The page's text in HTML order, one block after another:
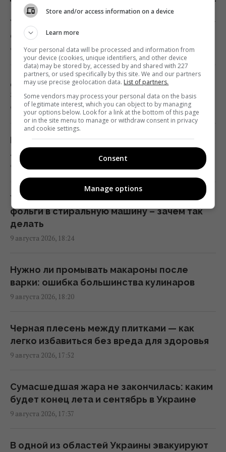
Мужчина проверил аккумулятор
электрокара Tesla спустя 125 тысяч км:
результат удивил
18:34 воскресенье, 09 августа 2026
Итальянцы протестируют в Украине
инновационную систему ПВО "Купол
Микеланджело"
18:28 воскресенье, 09 августа 2026
В войне произошла ключевая перемена,
которая очень не нравится Путину, - СМИ
18:12 воскресенье, 09 августа 2026
Гороскоп на 10 августа по картам Таро:
Близнецам - старые установки, Девам -
цели
В египетских гробницах находили мед
возрастом в тысячи лет: почему он не
Украина из просителя помощи
17:31 воскресенье, 09 августа 2026
17:29 воскресенье, 09 августа 2026
Успение Богородицы в 2026 году по новому
стилю: какую дату нужно запомнить
9 августа 2026, 19:10
Деньги потекут рекой: 3 знака китайского
зодиака ждет невероятно удачная неделя
9 августа 2026, 18:34
Без химии и липких лент: простой кухонный
лайфхак, который избавит дом от мух
9 августа 2026, 18:33
Украинцев призвали бросать шарики из
фольги в стиральную машину – зачем так
делать
9 августа 2026, 18:24
Нужно ли промывать макароны после
варки: ошибка большинства кулинаров
9 августа 2026, 18:20
Черная плесень между плитками — как
легко избавиться без вреда для здоровья
9 августа 2026, 17:52
Сумасшедшая жара не закончилась: каким
будет конец лета и сентябрь в Украине
9 августа 2026, 17:37
В одной из областей Украины эвакуируют
Store and/or access information on a device
Learn more
Your personal data will be processed and information from
your device (cookies, unique identifiers, and other device
data) may be stored by, accessed by and shared with 227
partners, or used specifically by this site. We and our partners
may use precise geolocation data. List of partners.
Some vendors may process your personal data on the basis
of legitimate interest, which you can object to by managing
your options below. Look for a link at the bottom of this page
or in the site menu to manage or withdraw consent in privacy
and cookie settings.
Consent
Manage options